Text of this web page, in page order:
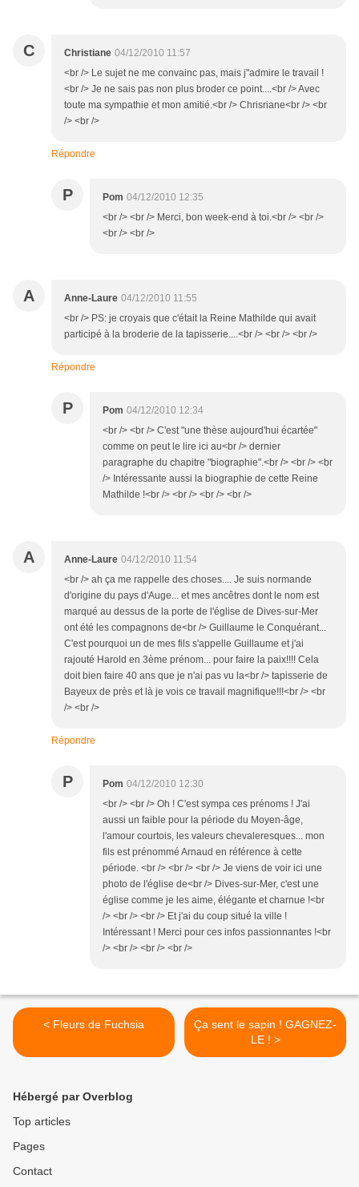
C Christiane 04/12/2010 11:57
<br /> Le sujet ne me convainc pas, mais j"admire le travail !
<br /> Je ne sais pas non plus broder ce point....<br /> Avec
toute ma sympathie et mon amitié.<br /> Chrisriane<br /> <br
/> <br />
Répondre
P Pom 04/12/2010 12:35
<br /> <br /> Merci, bon week-end à toi.<br /> <br />
<br /> <br />
A Anne-Laure 04/12/2010 11:55
<br /> PS: je croyais que c'était la Reine Mathilde qui avait
participé à la broderie de la tapisserie....<br /> <br /> <br />
Répondre
P Pom 04/12/2010 12:34
<br /> <br /> C'est "une thèse aujourd'hui écartée"
comme on peut le lire ici au<br /> dernier
paragraphe du chapitre "biographie".<br /> <br /> <br
/> Intéressante aussi la biographie de cette Reine
Mathilde !<br /> <br /> <br /> <br />
A Anne-Laure 04/12/2010 11:54
<br /> ah ça me rappelle des choses.... Je suis normande
d'origine du pays d'Auge... et mes ancêtres dont le nom est
marqué au dessus de la porte de l'église de Dives-sur-Mer
ont été les compagnons de<br /> Guillaume le Conquérant...
C'est pourquoi un de mes fils s'appelle Guillaume et j'ai
rajouté Harold en 3ème prénom... pour faire la paix!!!! Cela
doit bien faire 40 ans que je n'ai pas vu la<br /> tapisserie de
Bayeux de près et là je vois ce travail magnifique!!!<br /> <br
/> <br />
Répondre
P Pom 04/12/2010 12:30
<br /> <br /> Oh ! C'est sympa ces prénoms ! J'ai
aussi un faible pour la période du Moyen-âge,
l'amour courtois, les valeurs chevaleresques... mon
fils est prénommé Arnaud en référence à cette
période. <br /> <br /> <br /> Je viens de voir ici une
photo de l'église de<br /> Dives-sur-Mer, c'est une
église comme je les aime, élégante et charnue !<br
/> <br /> <br /> Et j'ai du coup situé la ville !
Intéressant ! Merci pour ces infos passionnantes !<br
/> <br /> <br /> <br />
< Fleurs de Fuchsia
Ça sent le sapin ! GAGNEZ-
LE ! >
Hébergé par Overblog
Top articles
Pages
Contact